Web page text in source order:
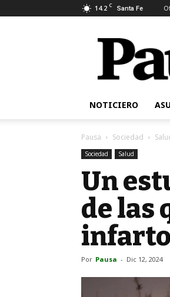
14.2 C Santa Fe
Pausa
NOTICIERO
Pausa Sociedad
Sociedad Salud
Un
de las
Por Pausa - Dic 12, 2024